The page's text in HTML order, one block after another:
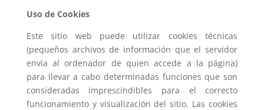
Uso de Cookies
Este sitio web puede utilizar cookies técnicas
(pequeños archivos de información que el servidor
envía al ordenador de quien accede a la página)
para llevar a cabo determinadas funciones que son
consideradas imprescindibles para el correcto
funcionamiento y visualización del sitio. Las cookies